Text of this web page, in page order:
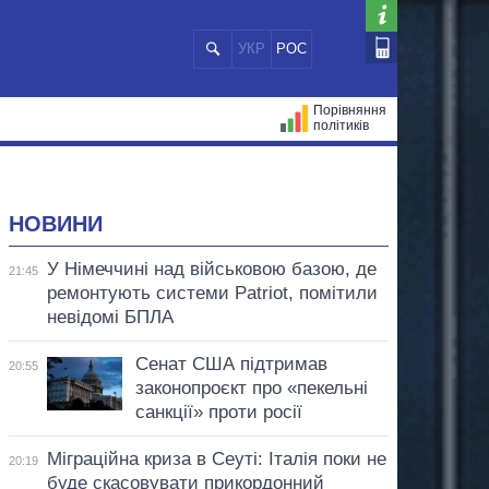
УКР РОС
Порівняння
політиків
НОВИНИ
21:45
У Німеччині над військовою базою, де
ремонтують системи Patriot, помітили
невідомі БПЛА
20:55
Сенат США підтримав
законопроєкт про «пекельні
санкції» проти росії
20:19
Міграційна криза в Сеуті: Італія поки не
буде скасовувати прикордонний